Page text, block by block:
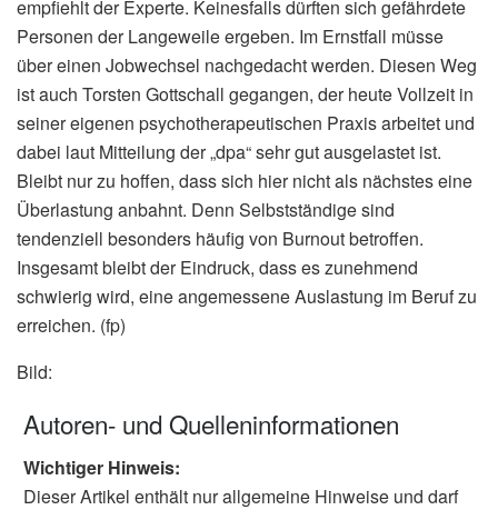
empfiehlt der Experte. Keinesfalls dürften sich gefährdete
Personen der Langeweile ergeben. Im Ernstfall müsse
über einen Jobwechsel nachgedacht werden. Diesen Weg
ist auch Torsten Gottschall gegangen, der heute Vollzeit in
seiner eigenen psychotherapeutischen Praxis arbeitet und
dabei laut Mitteilung der „dpa“ sehr gut ausgelastet ist.
Bleibt nur zu hoffen, dass sich hier nicht als nächstes eine
Überlastung anbahnt. Denn Selbstständige sind
tendenziell besonders häufig von Burnout betroffen.
Insgesamt bleibt der Eindruck, dass es zunehmend
schwierig wird, eine angemessene Auslastung im Beruf zu
erreichen. (fp)
Bild:
Autoren- und Quelleninformationen
Wichtiger Hinweis:
Dieser Artikel enthält nur allgemeine Hinweise und darf